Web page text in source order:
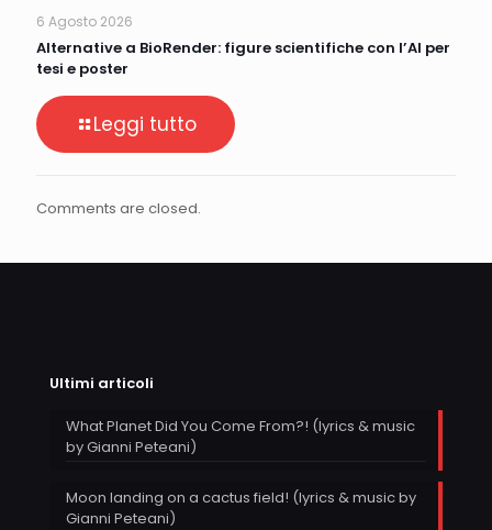
6 Agosto 2026
Alternative a BioRender: figure scientifiche con l’AI per
tesi e poster
Leggi tutto
Comments are closed.
Ultimi articoli
What Planet Did You Come From?! (lyrics & music
by Gianni Peteani)
Moon landing on a cactus field! (lyrics & music by
Gianni Peteani)